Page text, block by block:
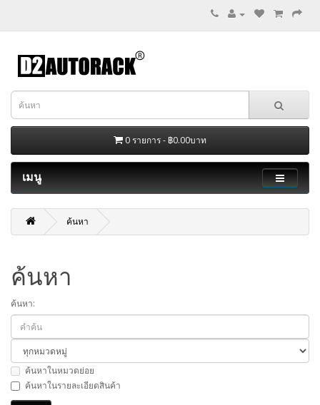
0 รายการ - ฿0.00บาท
เมนู
ค้นหา
ค้นหา
ค้นหา:
ค้นหาในหมวดย่อย
ค้นหาในรายละเอียดสินค้า